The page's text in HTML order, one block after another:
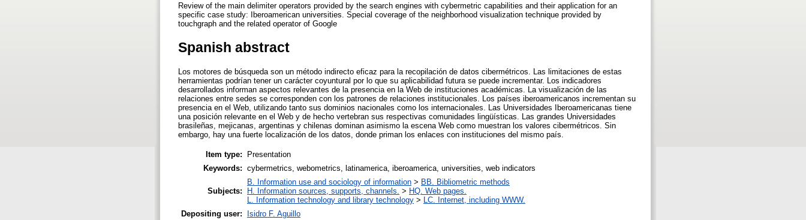
Review of the main delimiter operators provided by the search engines with cybermetric capabilities and their application for an
specific case study: Iberoamerican universities. Special coverage of the neighborhood visualization technique provided by
touchgraph and the related operator of Google
Spanish abstract
Los motores de búsqueda son un método indirecto eficaz para la recopilación de datos cibermétricos. Las limitaciones de estas
herramientas podrían tener un carácter coyuntural por lo que su aplicabilidad futura se puede incrementar. Los indicadores
desarrollados informan aspectos relevantes de la presencia en la Web de instituciones académicas. La visualización de las
relaciones entre sedes se corresponden con los patrones de relaciones institucionales. Los países iberoamericanos incrementan su
presencia en el Web, utilizando tanto sus dominios nacionales como los internacionales. Las Universidades Iberoamericanas tiene
una posición relevante en el Web y de hecho vertebran sus respectivas comunidades lingüísticas. Las grandes Universidades
brasileñas, mejicanas, argentinas y chilenas dominan asimismo la escena Web como muestran los valores cibermétricos. Sin
embargo, hay una fuerte localización de los datos, donde priman los enlaces con instituciones del mismo país.
Item type:
Presentation
Keywords: cybermetrics, webometrics, latinamerica, iberoamerica, universities, web indicators
Subjects:
B. Information use and sociology of information > BB. Bibliometric methods
H. Information sources, supports, channels. > HQ. Web pages.
L. Information technology and library technology >
LC. Internet, including WWW.
Depositing user:
Isidro F. Aguillo